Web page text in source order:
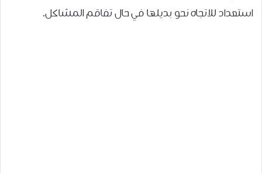
استعداد للاتجاه نحو بديلها في حال تفاقم المشاكل.